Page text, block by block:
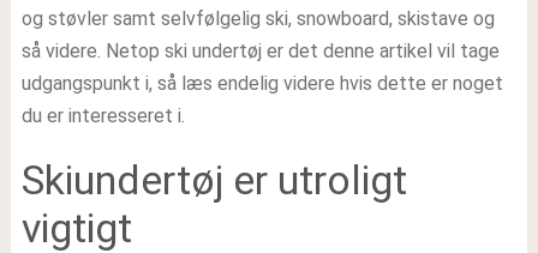
og støvler samt selvfølgelig ski, snowboard, skistave og
så videre. Netop ski undertøj er det denne artikel vil tage
udgangspunkt i, så læs endelig videre hvis dette er noget
du er interesseret i.
Skiundertøj er utroligt
vigtigt